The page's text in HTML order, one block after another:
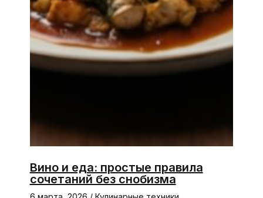
Вино и еда: простые правила
сочетаний без снобизма